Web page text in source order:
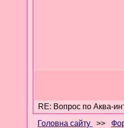
RE: Вопрос по Аква-
Головна сайту
>>